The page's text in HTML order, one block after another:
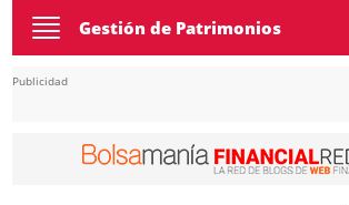
Toggle
navigation
Gestión de Patrimonios
Publicidad